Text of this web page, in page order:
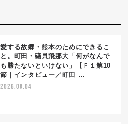
愛する故郷・熊本のためにできるこ
と。町田・礒貝飛那大「何がなんで
も勝たないといけない」【Ｆ１第10
節｜インタビュー／町田 …
2026.08.04